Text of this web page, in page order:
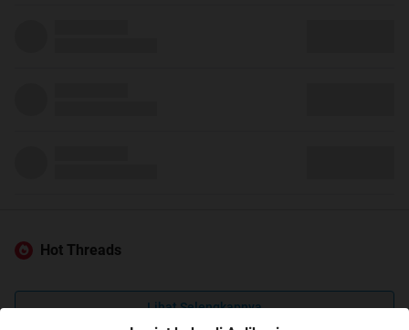
Hot Threads
Lihat Selengkapnya